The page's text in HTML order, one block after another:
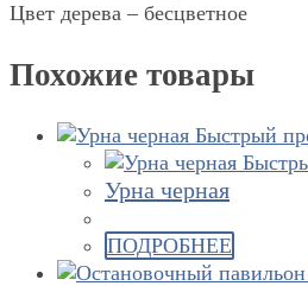
Цвет дерева – бесцветное
Похожие товары
Быстрый
Урна черная
ПОДРОБНЕЕ